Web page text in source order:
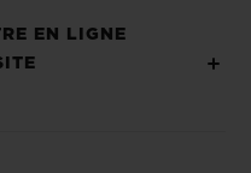
EN LIGNE